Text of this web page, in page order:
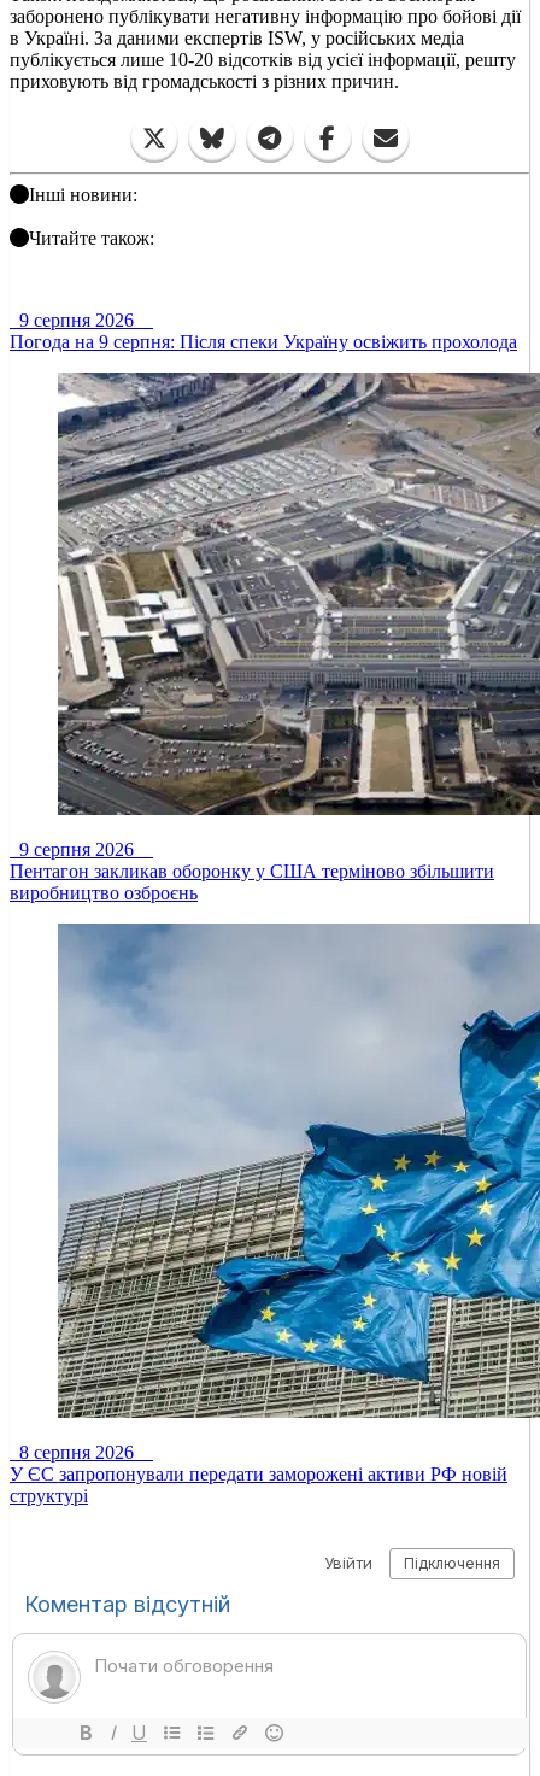
заборонено публікувати негативну інформацію про бойові дії
в Україні. За даними експертів ISW, у російських медіа
публікується лише 10-20 відсотків від усієї інформації, решту
приховують від громадськості з різних причин.
Інші новини:
Читайте також:
9 серпня 2026
Погода на 9 серпня: Після спеки Україну освіжить прохолода
9 серпня 2026
Пентагон закликав оборонку у США терміново збільшити
виробництво озброєнь
8 серпня 2026
У ЄС запропонували передати заморожені активи РФ новій
структурі